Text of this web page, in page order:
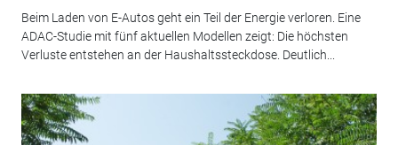
Beim Laden von E-Autos geht ein Teil der Energie verloren. Eine
ADAC-Studie mit fünf aktuellen Modellen zeigt: Die höchsten
Verluste entstehen an der Haushaltssteckdose. Deutlich...